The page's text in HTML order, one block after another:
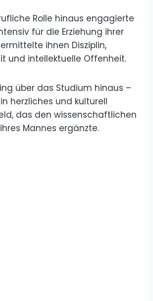
Rolle hinaus engagierte
für die Erziehung ihrer
ihnen Disziplin,
und intellektuelle Offenheit.
über das Studium hinaus –
herzliches und kulturell
das den wissenschaftlichen
Mannes ergänzte.